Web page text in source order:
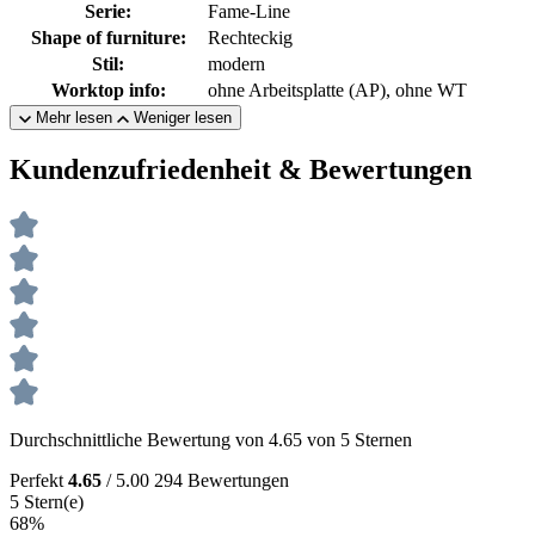
Serie:
Fame-Line
Shape of furniture:
Rechteckig
Stil:
modern
Worktop info:
ohne Arbeitsplatte (AP), ohne WT
Mehr lesen Weniger lesen
Kundenzufriedenheit & Bewertungen
Durchschnittliche Bewertung von 4.65 von 5 Sternen
Perfekt 4.65 / 5.00 294 Bewertungen
5 Stern(e)
68%